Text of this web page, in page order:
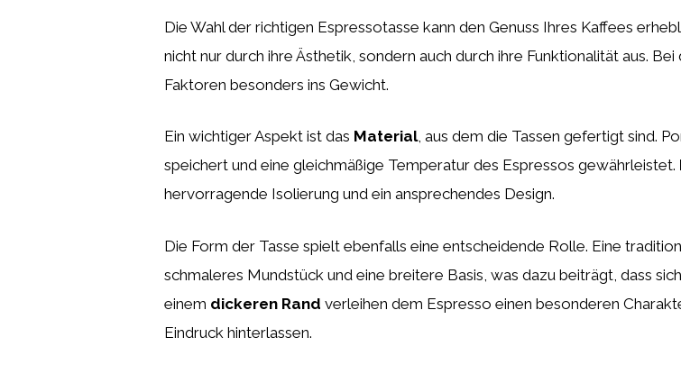
Die Wahl der richtigen Espressotasse kann den Genuss Ihres Kaffees
nicht nur durch ihre Ästhetik, sondern auch durch ihre Funktionalität aus.
Faktoren besonders ins Gewicht.
Ein wichtiger Aspekt ist das Material, aus dem die Tassen gefertigt sind.
speichert und eine gleichmäßige Temperatur des Espressos gewährleistet.
hervorragende Isolierung und ein ansprechendes Design.
Die Form der Tasse spielt ebenfalls eine entscheidende Rolle. Eine
schmaleres Mundstück und eine breitere Basis, was dazu beiträgt, dass
einem dickeren Rand verleihen dem Espresso einen besonderen
Eindruck hinterlassen.